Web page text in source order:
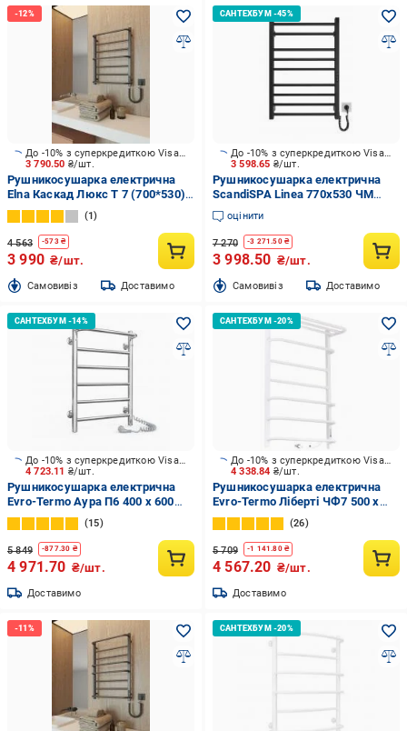
3 790.50 ₴/шт.
До -10% з суперкредиткою Visa Вигода
Рушникосушарка електрична
Elna Каскад Люкс Т 7 (700*530)
чорна з програматором
температури
1
4 563 -573₴
3 990 ₴/шт.
Cамовивіз Доставимо
3 598.65 ₴/шт.
До -10% з суперкредиткою Visa Вигода
Рушникосушарка електрична
ScandiSPA Linea 770х530 ЧМ
чорний мат
оцінити
7 270 -3 271.50₴
3 998.50 ₴/шт.
Cамовивіз Доставимо
4 723.11 ₴/шт.
До -10% з суперкредиткою Visa Вигода
Рушникосушарка електрична
Evro-Termo Аура П6 400 х 600
Електро П.П. S3
15
5 849 -877.30 ₴
4 971.70 ₴/шт.
Доставимо
4 338.84 ₴/шт.
До -10% з суперкредиткою Visa Вигода
Рушникосушарка електрична
Evro-Termo Ліберті ЧФ7 500 х
800 з полицею Е П R3
26
5 709 -1 141.80₴
4 567.20 ₴/шт.
Доставимо